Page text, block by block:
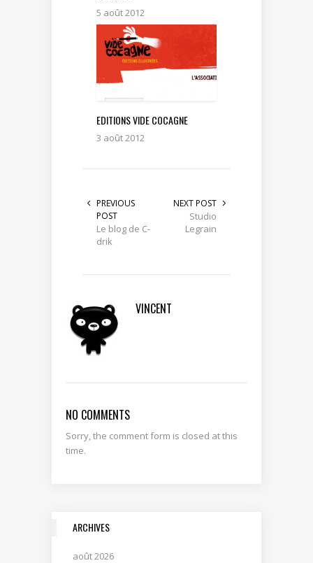
5 août 2012
EDITIONS VIDE COCAGNE
3 août 2012
PREVIOUS
POST
Le blog de C-
drik
NEXT POST
Studio
Legrain
VINCENT
NO COMMENTS
Sorry, the comment form is closed at this
time.
ARCHIVES
août 2026